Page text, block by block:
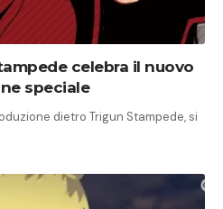
celebra il nuovo
speciale
dietro Trigun Stampede, si